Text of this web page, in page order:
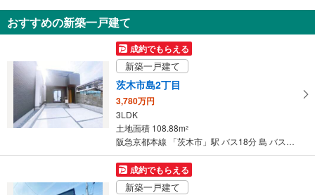
知
を
け
取
る
条
イ
おすすめの新築一戸建て
成約でもらえる
新築一戸建て
茨木市島2丁目
3,780万円
3LDK
土地面積 108.88m2
阪急京都本線 「茨木市」駅 バス18分 島 バス停下車 徒歩3分
成約でもらえる
新築一戸建て